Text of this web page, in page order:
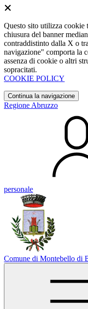
Questo sito utilizza cookie
chiusura del banner
contraddistinto dalla X o
navigazione" comporta la
assenza di cookie o altri
sopracitati.
COOKIE POLICY
Continua la navigazione
Regione Abruzzo
personale
Comune di Montebello di